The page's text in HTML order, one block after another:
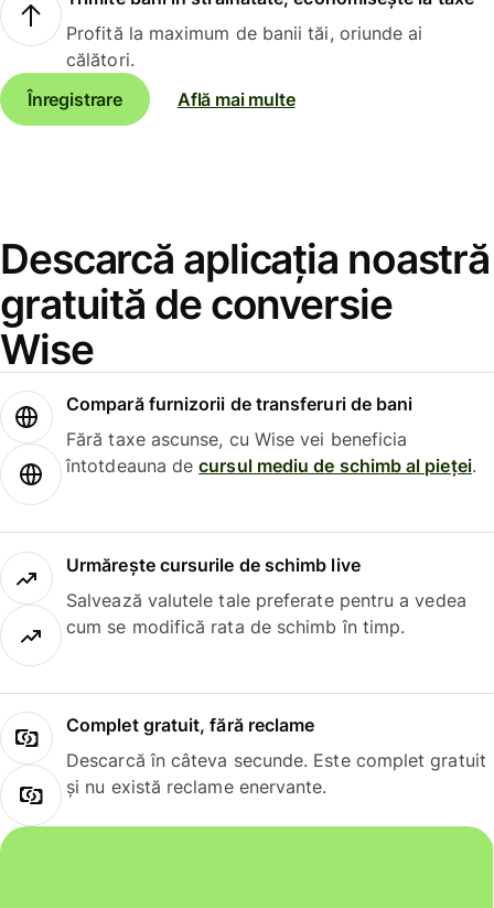
Profită la maximum de banii tăi, oriunde ai
călători.
Înregistrare
Află mai multe
Descarcă aplicația noastră
gratuită de conversie
Wise
Compară furnizorii de transferuri de bani
Fără taxe ascunse, cu Wise vei beneficia
întotdeauna decursul mediu de schimb al pieței.
Urmărește cursurile de schimb live
Salvează valutele tale preferate pentru a vedea
cum se modifică rata de schimb în timp.
Complet gratuit, fără reclame
Descarcă în câteva secunde. Este complet gratuit
și nu există reclame enervante.